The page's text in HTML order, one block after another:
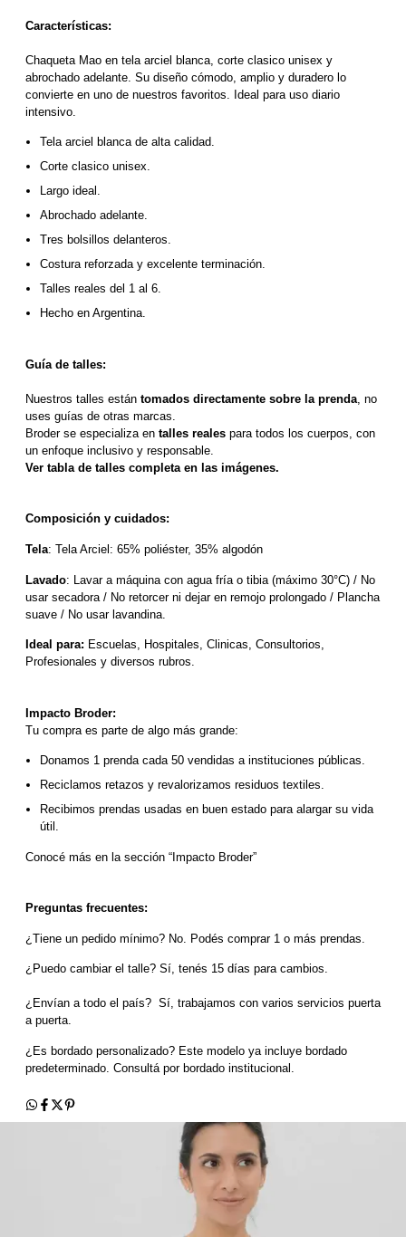
Características:
Chaqueta Mao en tela arciel blanca, corte clasico unisex y
abrochado adelante. Su diseño cómodo, amplio y duradero lo
convierte en uno de nuestros favoritos. Ideal para uso diario
intensivo.
Tela arciel blanca de alta calidad.
Corte clasico unisex.
Largo ideal.
Abrochado adelante.
Tres bolsillos delanteros.
Costura reforzada y excelente terminación.
Talles reales del 1 al 6.
Hecho en Argentina.
Guía de talles:
Nuestros talles están tomados directamente sobre la prenda , no
uses guías de otras marcas.
Broder se especializa en talles reales para todos los cuerpos, con
un enfoque inclusivo y responsable.
Ver tabla de talles completa en las imágenes.
Composición y cuidados:
Tela: Tela Arciel: 65% poliéster, 35% algodón
Lavado: Lavar a máquina con agua fría o tibia (máximo 30°C) / No
usar secadora / No retorcer ni dejar en remojo prolongado / Plancha
suave / No usar lavandina.
Ideal para: Escuelas, Hospitales, Clinicas, Consultorios,
Profesionales y diversos rubros.
Impacto Broder:
Tu compra es parte de algo más grande:
Donamos 1 prenda cada 50 vendidas a instituciones públicas.
Reciclamos retazos y revalorizamos residuos textiles.
Recibimos prendas usadas en buen estado para alargar su vida
útil.
Conocé más en la sección “Impacto Broder”
Preguntas frecuentes:
¿Tiene un pedido mínimo? No. Podés comprar 1 o más prendas.
¿Puedo cambiar el talle? Sí, tenés 15 días para cambios.
¿Envían a todo el país?  Sí, trabajamos con varios servicios puerta
a puerta.
¿Es bordado personalizado? Este modelo ya incluye bordado
predeterminado. Consultá por bordado institucional.